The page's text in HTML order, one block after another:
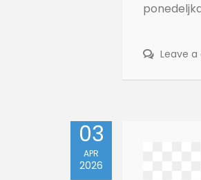
Leave
03
APR
2026